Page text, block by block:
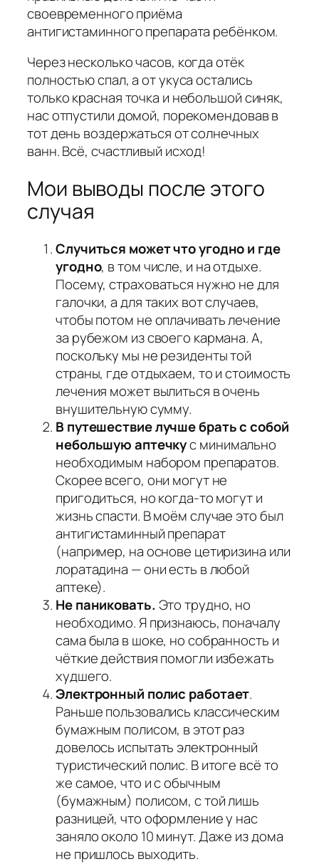
своевременного приёма
антигистаминного препарата ребёнком.
Через несколько часов, когда отёк
полностью спал, а от укуса остались
только красная точка и небольшой синяк,
нас отпустили домой, порекомендовав в
тот день воздержаться от солнечных
ванн. Всё, счастливый исход!
Мои выводы после этого
случая
Случиться может что угодно и где
угодно, в том числе, и на отдыхе.
Посему, страховаться нужно не для
галочки, а для таких вот случаев,
чтобы потом не оплачивать лечение
за рубежом из своего кармана. А,
поскольку мы не резиденты той
страны, где отдыхаем, то и стоимость
лечения может вылиться в очень
внушительную сумму.
В путешествие лучше брать с собой
небольшую аптечкус минимально
необходимым набором препаратов.
Скорее всего, они могут не
пригодиться, но когда-то могут и
жизнь спасти. В моём случае это был
антигистаминный препарат
(например, на основе цетиризина или
лоратадина — они есть в любой
аптеке).
Не паниковать. Это трудно, но
необходимо. Я признаюсь, поначалу
сама была в шоке, но собранность и
чёткие действия помогли избежать
худшего.
Электронный полис работает.
Раньше пользовались классическим
бумажным полисом, в этот раз
довелось испытать электронный
туристический полис. В итоге всё то
же самое, что и с обычным
(бумажным) полисом, с той лишь
разницей, что оформление у нас
заняло около 10 минут. Даже из дома
не пришлось выходить.